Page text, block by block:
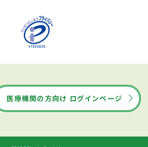
医療機関の方向け ログインページ